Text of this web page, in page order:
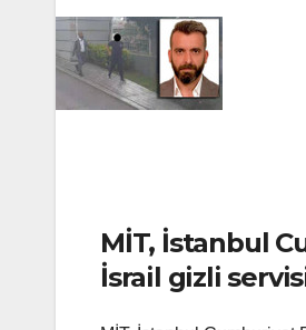
MİT, İstanbul
İsrail gizli